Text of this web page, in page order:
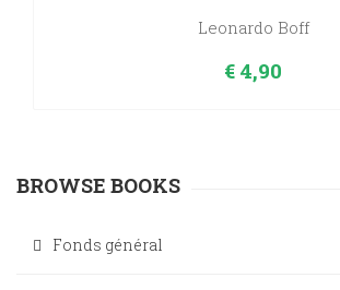
Leonardo Boff
€ 4,90
BROWSE BOOKS
Fonds général